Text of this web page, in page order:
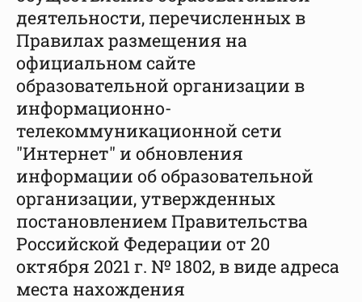
деятельности, перечисленных в
Правилах размещения на
официальном сайте
образовательной организации в
информационно-
телекоммуникационной сети
"Интернет" и обновления
информации об образовательной
организации, утвержденных
постановлением Правительства
Российской Федерации от 20
октября 2021 г. № 1802, в виде адреса
места нахождения